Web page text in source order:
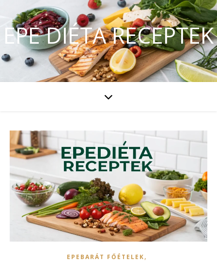
EPE DIÉTA RECEPTEK
EPEBARÁT FŐÉTELEK,